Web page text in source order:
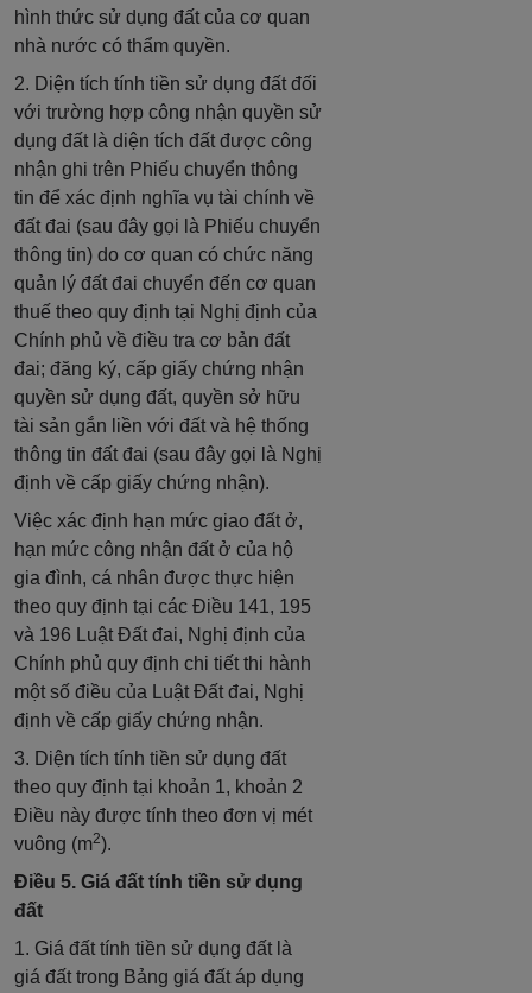
hình thức sử dụng đất của cơ quan
nhà nước có thẩm quyền.
2. Diện tích tính tiền sử dụng đất đối
với trường hợp công nhận quyền sử
dụng đất là diện tích đất được công
nhận ghi trên Phiếu chuyển thông
tin để xác định nghĩa vụ tài chính về
đất đai (sau đây gọi là Phiếu chuyển
thông tin) do cơ quan có chức năng
quản lý đất đai chuyển đến cơ quan
thuế theo quy định tại Nghị định của
Chính phủ về điều tra cơ bản đất
đai; đăng ký, cấp giấy chứng nhận
quyền sử dụng đất, quyền sở hữu
tài sản gắn liền với đất và hệ thống
thông tin đất đai (sau đây gọi là Nghị
định về cấp giấy chứng nhận).
Việc xác định hạn mức giao đất ở,
hạn mức công nhận đất ở của hộ
gia đình, cá nhân được thực hiện
theo quy định tại các Điều 141, 195
và 196 Luật Đất đai, Nghị định của
Chính phủ quy định chi tiết thi hành
một số điều của Luật Đất đai, Nghị
định về cấp giấy chứng nhận.
3. Diện tích tính tiền sử dụng đất
theo quy định tại khoản 1, khoản 2
Điều này được tính theo đơn vị mét
vuông (m2).
Điều 5. Giá đất tính tiền sử dụng
đất
1. Giá đất tính tiền sử dụng đất là
giá đất trong Bảng giá đất áp dụng